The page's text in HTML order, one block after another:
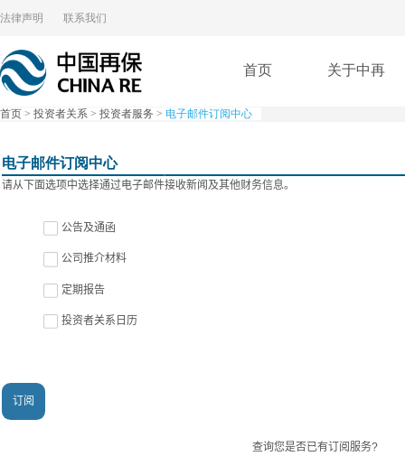
法律声明 联系我们
首页 关于中再
首页 > 投资者关系 > 投资者服务 > 电子邮件订阅中心
电子邮件订阅中心